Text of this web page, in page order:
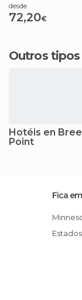
desde
72,20€
Outros
Hotéis en
Point
Fica em